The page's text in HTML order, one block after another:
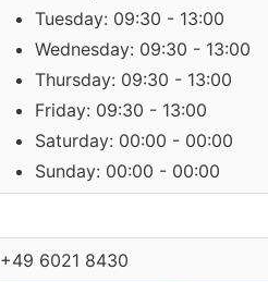
Tuesday: 09:30 - 13:00
Wednesday: 09:30 - 13:00
Thursday: 09:30 - 13:00
Friday: 09:30 - 13:00
Saturday: 00:00 - 00:00
Sunday: 00:00 - 00:00
+49 6021 8430